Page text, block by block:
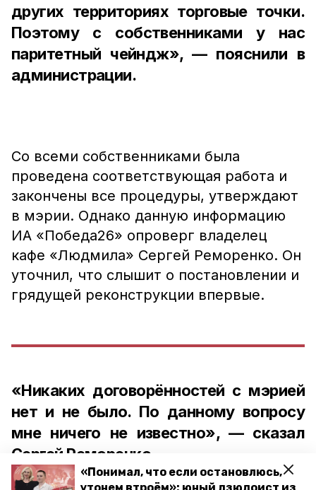
«Понимал, что если остановлюсь,
других территориях торговые точки.
Поэтому с собственниками у нас
паритетный чейндж», — пояснили в
администрации.
Со всеми собственниками была
проведена соответствующая работа и
закончены все процедуры, утверждают
в мэрии. Однако данную информацию
ИА «Победа26» опроверг владелец
кафе «Людмила» Сергей Реморенко. Он
уточнил, что слышит о постановлении и
грядущей реконструкции впервые.
«Никаких договорённостей с мэрией
нет и не было. По данному вопросу
мне ничего не известно», — сказал
Сергей Реморенко.